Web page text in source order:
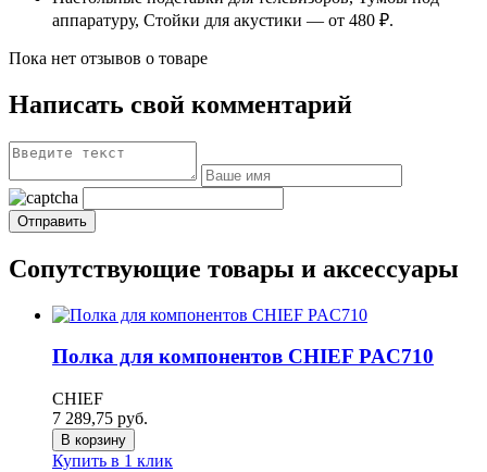
аппаратуру, Стойки для акустики — от 480 ₽.
Пока нет отзывов о товаре
Написать свой комментарий
Сопутствующие товары и аксессуары
Полка для компонентов CHIEF PAC710
CHIEF
7 289,75 руб.
В корзину
Купить в 1 клик